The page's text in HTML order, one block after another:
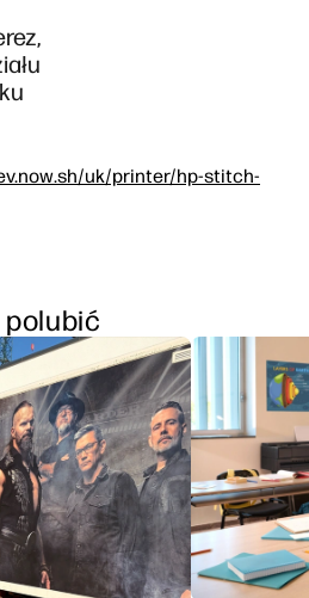
uk/printer/hp-stitch-
polubić